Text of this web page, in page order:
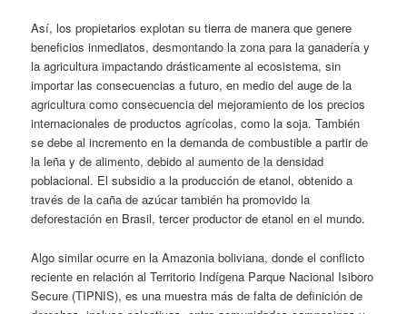
Así, los propietarios explotan su tierra de manera que genere
beneficios inmediatos, desmontando la zona para la ganadería y
la agricultura impactando drásticamente al ecosistema, sin
importar las consecuencias a futuro, en medio del auge de la
agricultura como consecuencia del mejoramiento de los precios
internacionales de productos agrícolas, como la soja. También
se debe al incremento en la demanda de combustible a partir de
la leña y de alimento, debido al aumento de la densidad
poblacional. El subsidio a la producción de etanol, obtenido a
través de la caña de azúcar también ha promovido la
deforestación en Brasil, tercer productor de etanol en el mundo.
Algo similar ocurre en la Amazonia boliviana, donde el conflicto
reciente en relación al Territorio Indígena Parque Nacional Isiboro
Secure (TIPNIS), es una muestra más de falta de definición de